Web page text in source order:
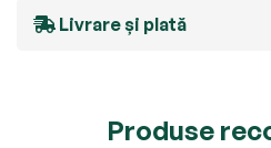
Livrare și plată
Produse